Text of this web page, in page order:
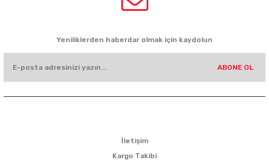
Yeniliklerden haberdar olmak için kaydolun
ABONE OL
İletişim
Kargo Takibi